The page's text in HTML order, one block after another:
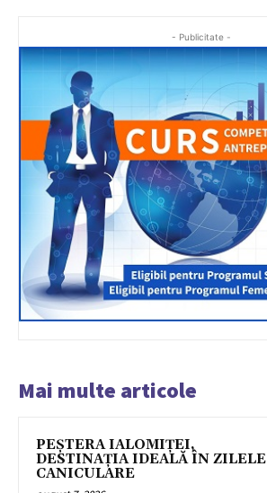
- Publicitate -
Mai multe articole
PEȘTERA IALOMIȚEI,
DESTINAȚIA IDEALĂ ÎN ZILELE
CANICULARE